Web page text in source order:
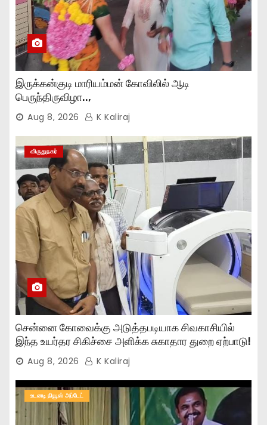
இருக்கன்குடி மாரியம்மன் கோவிலில் ஆடி
பெருந்திருவிழா..,
Aug 8, 2026 K Kaliraj
விருதுநகர்
சென்னை கோவைக்கு அடுத்தபடியாக சிவகாசியில்
இந்த உயர்தர சிகிச்சை அளிக்க சுகாதார துறை ஏற்பாடு!
Aug 8, 2026 K Kaliraj
உடனடி நியூஸ் அப்டேட்